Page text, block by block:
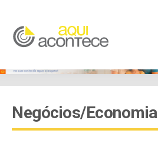
Negócios/Economia